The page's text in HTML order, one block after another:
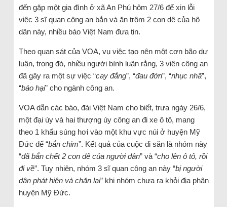
đến gặp một gia đình ở xã An Phú hôm 27/6 để xin lỗi
việc 3 sĩ quan công an bắn và ăn trộm 2 con dê của hộ
dân này, nhiều báo Việt Nam đưa tin.
Theo quan sát của VOA, vụ việc tạo nên một cơn bão dư
luận, trong đó, nhiều người bình luận rằng, 3 viên công an
đã gây ra một sự việc “cay đắng”, “đau đớn”, “nhục nhã”,
“báo hại” cho ngành công an.
VOA dẫn các báo, đài Việt Nam cho biết, trưa ngày 26/6,
một đại úy và hai thượng úy công an đi xe ô tô, mang
theo 1 khẩu súng hơi vào một khu vực núi ở huyện Mỹ
Đức để “bắn chim”. Kết quả của cuộc đi săn là nhóm này
“đã bắn chết 2 con dê của người dân” và “cho lên ô tô, rồi
đi về”. Tuy nhiên, nhóm 3 sĩ quan công an này “bị người
dân phát hiện và chặn lại” khi nhóm chưa ra khỏi địa phận
huyện Mỹ Đức.